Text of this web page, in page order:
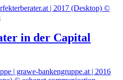
in der Capital